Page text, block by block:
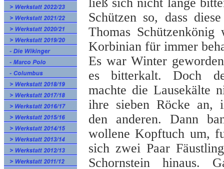
Schützen so, dass
Thomas
Korbinian für immer
Es war Winter
es bitterkalt. Doch
machte die Lausekälte
ihre sieben Röcke an,
den anderen. Dann
wollene Kopftuch um,
sich zwei Paar
Schornstein hinaus.